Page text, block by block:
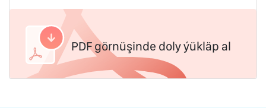
PDF görnüşinde doly ýükläp al